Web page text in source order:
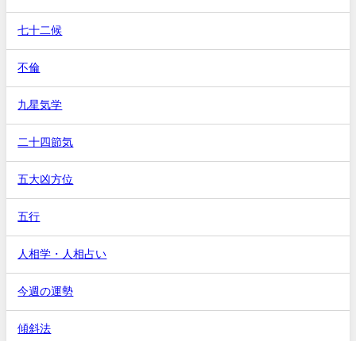
七十二候
不倫
九星気学
二十四節気
五大凶方位
五行
人相学・人相占い
今週の運勢
傾斜法